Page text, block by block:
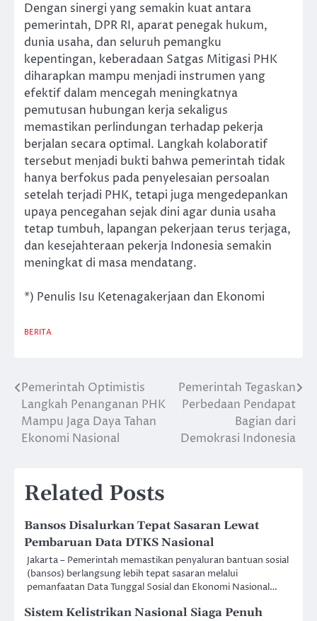
Dengan sinergi yang semakin kuat antara
pemerintah, DPR RI, aparat penegak hukum,
dunia usaha, dan seluruh pemangku
kepentingan, keberadaan Satgas Mitigasi PHK
diharapkan mampu menjadi instrumen yang
efektif dalam mencegah meningkatnya
pemutusan hubungan kerja sekaligus
memastikan perlindungan terhadap pekerja
berjalan secara optimal. Langkah kolaboratif
tersebut menjadi bukti bahwa pemerintah tidak
hanya berfokus pada penyelesaian persoalan
setelah terjadi PHK, tetapi juga mengedepankan
upaya pencegahan sejak dini agar dunia usaha
tetap tumbuh, lapangan pekerjaan terus terjaga,
dan kesejahteraan pekerja Indonesia semakin
meningkat di masa mendatang.
*) Penulis Isu Ketenagakerjaan dan Ekonomi
BERITA
Post
navigation
Pemerintah Optimistis
Langkah Penanganan PHK
Mampu Jaga Daya Tahan
Ekonomi Nasional
Pemerintah Tegaskan
Perbedaan Pendapat
Bagian dari
Demokrasi Indonesia
Related Posts
Bansos Disalurkan Tepat Sasaran Lewat
Pembaruan Data DTKS Nasional
Jakarta – Pemerintah memastikan penyaluran bantuan sosial
(bansos) berlangsung lebih tepat sasaran melalui
pemanfaatan Data Tunggal Sosial dan Ekonomi Nasional…
Sistem Kelistrikan Nasional Siaga Penuh